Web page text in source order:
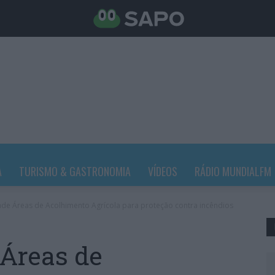
TURISMO & GASTRONOMIA VÍDEOS RÁDIO MUNDIALFM
de